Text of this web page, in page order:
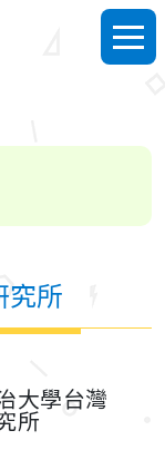
選單
究所
大學台灣
所